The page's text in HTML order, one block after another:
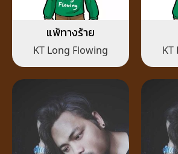
แพ้ทางร้าย
KT Long Flowing KT